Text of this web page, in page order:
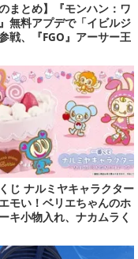
のまとめ】『モンハン：ワ
無料アプデで「イビルジ
戦、『FGO』アーサー王
騎士を改めて振り返る、
LINK』6月7日
ど(1/5)
くじ ナルミヤキャラクター
モい！ベリエちゃんのホ
キ小物入れ、ナカムラく
コットなどがズラリ